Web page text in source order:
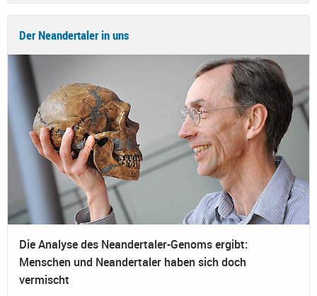
Der Neandertaler in uns
Die Analyse des Neandertaler-Genoms ergibt:
Menschen und Neandertaler haben sich doch
vermischt